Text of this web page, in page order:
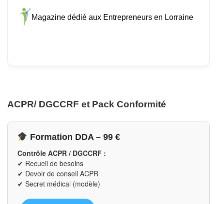
Magazine dédié aux Entrepreneurs en Lorraine
ACPR/ DGCCRF et Pack Conformité
Formation DDA – 99 €
Contrôle ACPR / DGCCRF :
✔ Recueil de besoins
✔ Devoir de conseil ACPR
✔ Secret médical (modèle)